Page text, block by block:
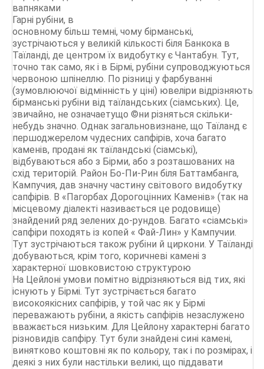
вапняками
Гарні рубіни, в
основному більш темні, чому бірманські,
зустрічаються у великій кількості біля Банкока в
Таїланді, де центром їх видобутку є Чантабун. Тут,
точно так само, як і в Бірмі, рубіни супроводжуються
червоною шпінеллю. По різниці у фарбуванні
(зумовлюючої відмінність у ціні) ювеліри відрізняють
бірманські рубіни від таїландських (сіамських). Це,
звичайно, не означаетущо ©ни різняться скільки-
небудь значно. Однак загальновизнане, що Таїланд є
першоджерелом чудесних сапфірів, хоча багато
каменів, продані як таїландські (сіамські),
відбуваються або з Бірми, або з розташованих на
схід територій. Район Бо-Пи-Рин біля Баттамбанга,
Кампучия, дав значну частину світового видобутку
сапфірів. В «Пагорбах Дорогоцінних Каменів» (так на
місцевому діалекті називається це родовище)
знайдений ряд зелених до-рундов. Багато «сіамські»
сапфіри походять із копей « Фай-Лин» у Кампучии.
Тут зустрічаються також рубіни й циркони. У Таїланді
добуваються, крім того, коричневі камені з
характерної шовковистою структурою
На Цейлоні умови помітно відрізняються від тих, які
існують у Бірмі. Тут зустрічається багато
високоякісних сапфірів, у той час як у Бірмі
переважають рубіни, а якість сапфірів незаслужено
вважається низьким. Для Цейлону характерні багато
різновидів сапфіру. Тут були знайдені сині камені,
винятково коштовні як по кольору, так і по розмірах, і
деякі з них були настільки великі, що піддавати